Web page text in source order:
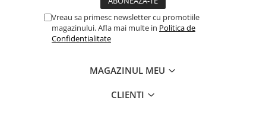
Vreau sa primesc newsletter cu promotiile
magazinului. Afla mai multe in Politica de
Confidentialitate
MAGAZINUL MEU
CLIENTI